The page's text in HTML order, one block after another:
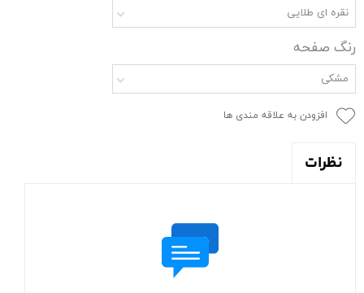
نقره ای طلایی
رنگ صفحه
مشکی
افزودن به علاقه مندی ها
نظرات